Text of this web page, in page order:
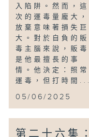
入陷阱。然而，這
次的運毒量龐大，
放棄意味著損失巨
大。對於自負的販
毒主腦來說，販毒
是他最擅長的事
情。他決定：照常
運毒，但打時間...
05/06/2025
第二十六集：